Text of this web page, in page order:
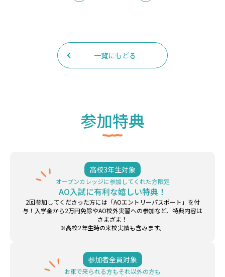
一覧にもどる
参加特典
高校3年生対象
オープンカレッジに参加してくれた方限定
AO入試に有利な嬉しい特典！
2回参加してくださった方には「AOエントリーパスポート」を付
与！入学金から2万円免除やAO校外実習への参加など、特典内容は
さまざま！
※高校2年生時の来校実績も含みます。
参加者全員対象
お車で来られる方もそれ以外の方も